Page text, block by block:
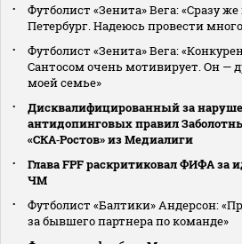
Футболист «Зенита» Вега: «Сразу
Петербург. Надеюсь провести
Футболист «Зенита» Вега:
Сантосом очень мотивирует. Он —
моей семье»
Дисквалифицированный за
антидопинговых правил
«СКА‑Ростов» из Медиалиги
Глава FPF раскритиковал ФИФА за
ЧМ
Футболист «Балтики» Андерсон:
за бывшего партнера по команде»